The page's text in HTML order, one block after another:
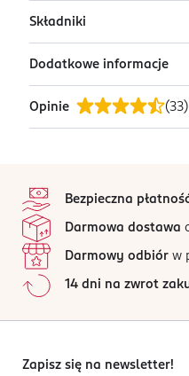
Wosk w żelu do włosów z
Ekstramocne utrwalenie.
Składniki
Ingredients: : AQUA,
HYDROGENATED STARCH
OLETH-3 PHOSPHATE,
TETRAHYDROXYPROPYL
LIMONENE, LINALOOL,
Dodatkowe informacje
PRZYGOTOWANIE I
Rozetrzeć niewielką ilość
OSOBA/PODMIOT
Dirk Rossmann GmbH
Isernhägener Straße 16
30938
Burgwedel
DE-Niemcy
Opinie (33)
Wszystkie opinie
4
2
Bezpieczna
Darmowa dostawa
Darmowy odbiór w
14 dni na zwrot
Zapisz się na newsletter!